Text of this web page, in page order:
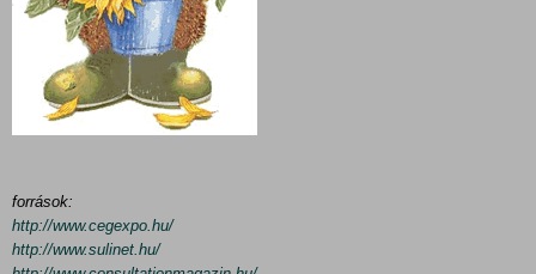
források:
http://www.cegexpo.hu/
http://www.sulinet.hu/